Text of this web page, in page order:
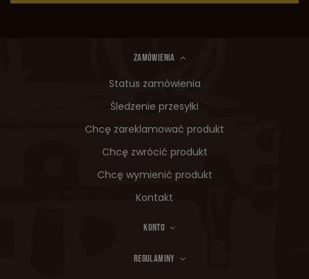
ZAMÓWIENIA
Status zamówienia
Śledzenie przesyłki
Chcę zareklamować produkt
Chcę zwrócić produkt
Chcę wymienić produkt
Kontakt
KONTO
REGULAMINY